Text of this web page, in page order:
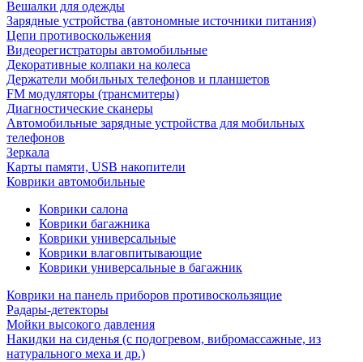
Вешалки для одежды
Зарядные устройства (автономные источники питания)
Цепи противоскольжения
Видеорегистраторы автомобильные
Декоративные колпаки на колеса
Держатели мобильных телефонов и планшетов
FM модуляторы (трансмитеры)
Диагностические сканеры
Автомобильные зарядные устройства для мобильных
телефонов
Зеркала
Карты памяти, USB накопители
Коврики автомобильные
Коврики салона
Коврики багажника
Коврики универсальные
Коврики влаговпитывающие
Коврики универсальные в багажник
Коврики на панель приборов противоскользящие
Радары-детекторы
Мойки высокого давления
Накидки на сиденья (с подогревом, вибромассажные, из
натурального меха и др.)